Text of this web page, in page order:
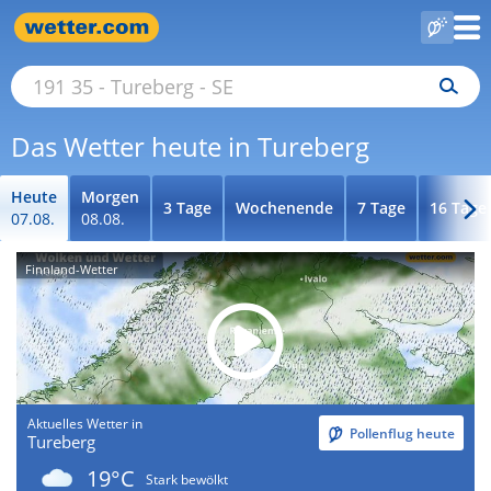
Das Wetter heute in Tureberg
Heute
07.08.
Morgen
08.08.
3 Tage Wochenende 7 Tage 16 Tage
Finnland-Wetter
Aktuelles Wetter in
Tureberg Pollenflug heute
19°C
Stark bewölkt